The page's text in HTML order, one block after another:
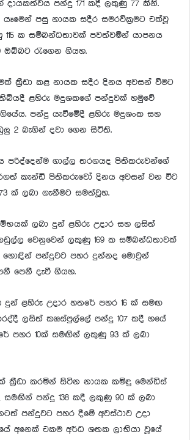
දායකත්වය පන්දු 171 කදී ලකුණු 77 කිනි.
යෑමෙන් පසු නායක සදීර සමරවික්‍රමට එක්වූ
ක සම්බන්ධතාවක් පවත්වමින් යාපනය
ඔබ්බට රැගෙන ගියහ.
ක්‍රීඩා කළ නායක සදීර දිනය අවසන් වීමට
ළහිරු මදුශකගේ පන්දුවක් හමුවේ
පන්දු යැවීමේදී ළහිරු මදුශංක සහ
2 බැගින් දවා ගෙන සිටිති.
පරිද්දෙන්ම ගාල්ල තරගයද පිතිකරුවන්ගේ
කැන්ඩි පිතිකරුවෝ දිනය අවසන් වන විට
ක් ලබා ගැනීමට සමත්වූහ.
ලබා දුන් ළහිරු උදාර සහ ලසිත්
වෙනුවෙන් ලකුණු 169 ක සම්බන්ධතාවක්
හොඳින් පන්දුවට පහර දුන්නද මොවුන්
පෙනී දැවී ගියහ.
දුන් ළහිරු උදාර හතරේ පහර 16 ක් සමඟ
ලසිත් කෲස්පුල්ලේ පන්දු 107 කදී හයේ
පහර 10ක් සමඟින් ලකුණු 93 ක් ලබා
ක්‍රීඩා කරමින් සිටින නායක කමිඳු මෙන්ඩිස්
සමඟින් පන්දු 138 කදී ලකුණු 90 ක් ලබා
පන්දුවට පහර දීමේ අවස්ථාව උදා
අනෙක් එකම අර්ධ ශතක ලාභියා වූයේ